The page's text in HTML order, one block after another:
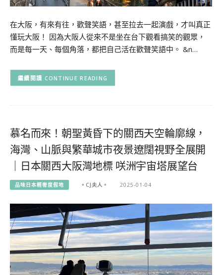
在大阪，有來有往，歡聲笑語，甚至拉去一起演戲，才叫真正
懂玩大阪！ 因為大阪人從來不是坐在台下觀看搞笑的觀眾，
而是每一天、每個角落，都把自己活在歡聲笑語中。 &n…
CONTINUE READING
慕名而來！朝聖黃昏下的關西天空輪廓線，
海灣、山脈與繁華城市夜景遼闊視野全展開
｜日本關西大阪灣地標 咲洲宇宙塔展望台
品味日本輕奢度假地 。CJ夫人。 2025-01-04